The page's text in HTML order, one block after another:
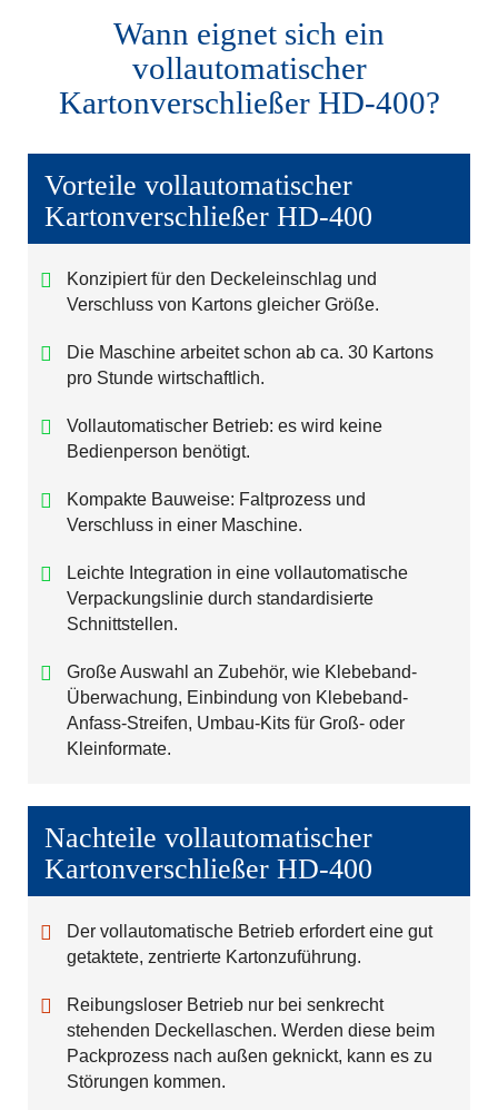
Wann eignet sich ein
vollautomatischer
Kartonverschließer HD-400?
Vorteile vollautomatischer
Kartonverschließer HD-400
Konzipiert für den Deckeleinschlag und
Verschluss von Kartons gleicher Größe.
Die Maschine arbeitet schon ab ca. 30 Kartons
pro Stunde wirtschaftlich.
Vollautomatischer Betrieb: es wird keine
Bedienperson benötigt.
Kompakte Bauweise: Faltprozess und
Verschluss in einer Maschine.
Leichte Integration in eine vollautomatische
Verpackungslinie durch standardisierte
Schnittstellen.
Große Auswahl an Zubehör, wie Klebeband-
Überwachung, Einbindung von Klebeband-
Anfass-Streifen, Umbau-Kits für Groß- oder
Kleinformate.
Nachteile vollautomatischer
Kartonverschließer HD-400
Der vollautomatische Betrieb erfordert eine gut
getaktete, zentrierte Kartonzuführung.
Reibungsloser Betrieb nur bei senkrecht
stehenden Deckellaschen. Werden diese beim
Packprozess nach außen geknickt, kann es zu
Störungen kommen.